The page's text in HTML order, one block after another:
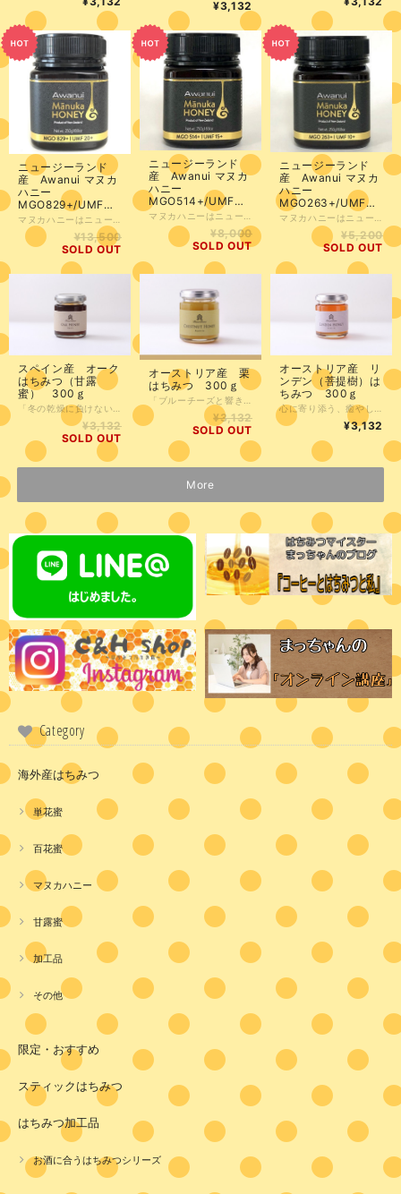
¥3,132
ニュージーランド
産 Awanui マヌカ
ハニー
MGO829+/UMF
20+ 250g
¥13,500
SOLD OUT
ニュージーランド
産 Awanui マヌカ
ハニー
MGO514+/UMF
15+ 250g
マヌカハニーはニュージーランドだけに自生するマヌカの花から採れるハチミツです。ニュージーランド先住民のマリオ族「癒しの木」と呼ばれ、数百年前から人々の健康に寄り添っています。 このマヌカハニー MGO514+ (※1) は、毎日のライフスタイルに取り入れ、ライフスタイル活性化させるのにおすすめです。 (※1) MGOとは メチルグリオキサールというマヌカ特有の抗菌成分を数値で表したもので、ハチミツ1kgに何mg含まれているかという数値です。 数値が大きいほど抗菌作用が高いということになります。 ●メーカーについて 先住民マオリの血を引く養蜂場Mana Kai Honeyは、2013年からニュージーランド北島の北部Awanuiにて養蜂を行ない2,000の蜂群を育てています。彼らはミツバチに適した環境作りに注力し長期的なビジネスを確立し地域社会への貢献を目指しています。
¥8,000
SOLD OUT
ニュージーランド
産 Awanui マヌカ
ハニー
MGO263+/UMF
10+ 250g
¥5,200
SOLD OUT
スペイン産 オーク
はちみつ（甘露
蜜） 300ｇ
¥3,132
SOLD OUT
オーストリア産 栗
はちみつ 300ｇ
¥3,132
SOLD OUT
オーストリア産 リ
ンデン（菩提樹）は
ちみつ 300ｇ
¥3,132
More
Category
海外産はちみつ
単花蜜
百花蜜
マヌカハニー
甘露蜜
加工品
その他
限定・おすすめ
スティックはちみつ
はちみつ加工品
お酒に合うはちみつシリーズ